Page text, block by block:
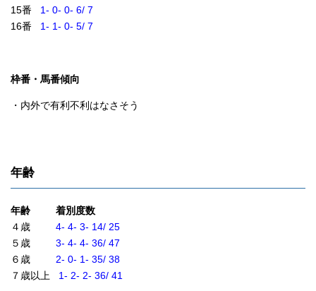
15番 1- 0- 0- 6/ 7
16番 1- 1- 0- 5/ 7
枠番・馬番傾向
・内外で有利不利はなさそう
年齢
年齢 着別度数
４歳 4- 4- 3- 14/ 25
５歳 3- 4- 4- 36/ 47
６歳 2- 0- 1- 35/ 38
７歳以上 1- 2- 2- 36/ 41